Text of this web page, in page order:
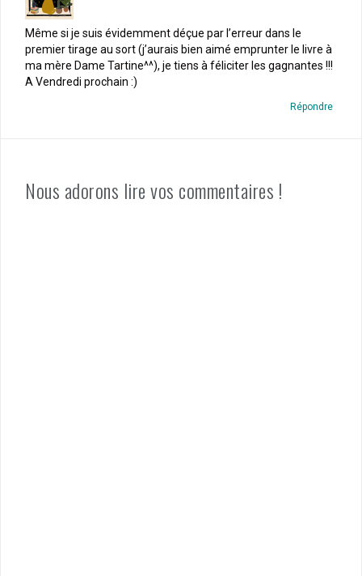
Même si je suis évidemment déçue par l’erreur dans le
premier tirage au sort (j’aurais bien aimé emprunter le livre à
ma mère Dame Tartine^^), je tiens à féliciter les gagnantes !!!
A Vendredi prochain :)
Répondre
Nous adorons lire vos commentaires !